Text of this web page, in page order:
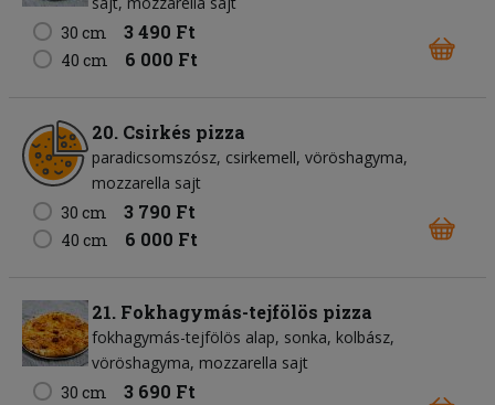
30 cm
3 490 Ft
40 cm 6 000 Ft
20. Csirkés pizza
paradicsomszósz csirkemell vöröshagyma
mozzarella sajt
30 cm
3 790 Ft
40 cm 6 000 Ft
21. Fokhagymás-tejfölös pizza
fokhagymás-tejfölös alap sonka kolbász
vöröshagyma mozzarella sajt
30 cm
3 690 Ft